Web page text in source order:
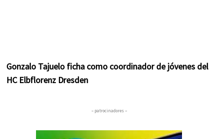
Gonzalo Tajuelo ficha como coordinador de jóvenes del
HC Elbflorenz Dresden
– patrocinadores –